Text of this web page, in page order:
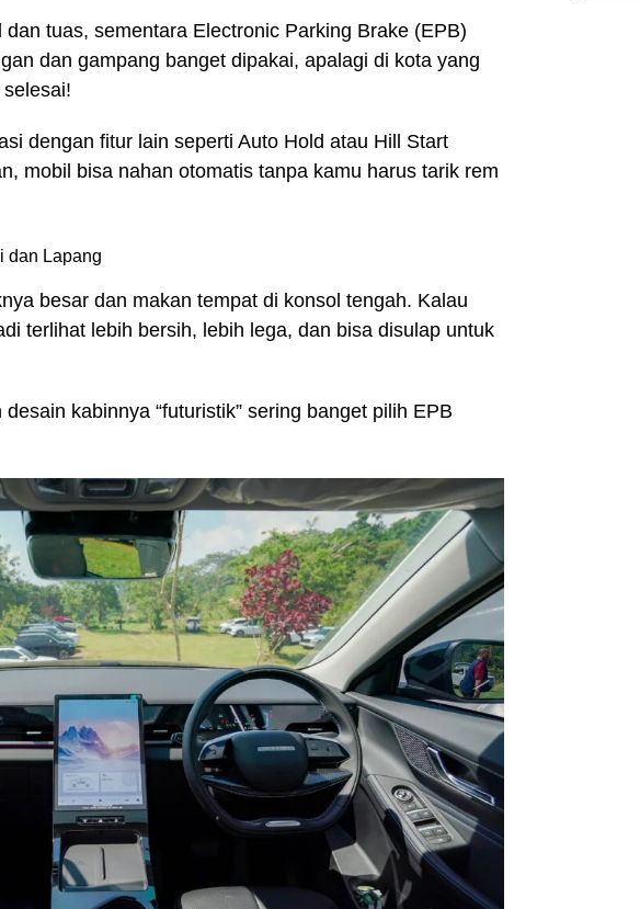
tuas, sementara Electronic Parking Brake (EPB)
dan gampang banget dipakai, apalagi di kota yang
dengan fitur lain seperti Auto Hold atau Hill Start
mobil bisa nahan otomatis tanpa kamu harus tarik rem
dan Lapang
besar dan makan tempat di konsol tengah. Kalau
terlihat lebih bersih, lebih lega, dan bisa disulap untuk
kabinnya “futuristik” sering banget pilih EPB